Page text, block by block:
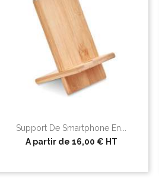
Support De Smartphone En...
A partir de 16,00 € HT